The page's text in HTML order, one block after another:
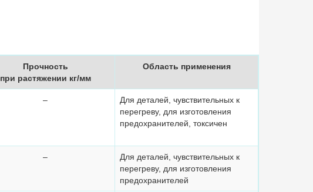
Прочность
при растяжении кг/мм
Область применения
–
Для деталей, чувствительных к
перегреву, для изготовления
предохранителей, токсичен
–
Для деталей, чувствительных к
перегреву, для изготовления
предохранителей